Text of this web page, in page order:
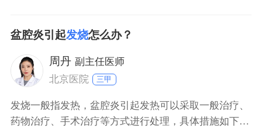
措施，若体温没有超过385度，可以使用退烧贴治疗。
盆腔炎引起发烧怎么办？
周丹 副主任医师
北京医院
三甲
发烧一般指发热，盆腔炎引起发热可以采取一般治疗、
药物治疗、手术治疗等方式进行处理，具体措施如下：